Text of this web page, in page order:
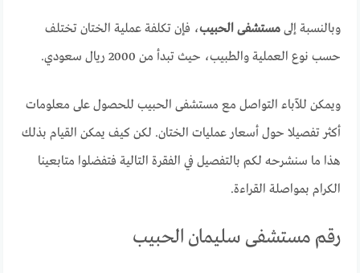
وبالنسبة إلىمستشفى الحبيب، فإن تكلفة عملية الختان تختلف
حسب نوع العملية والطبيب، حيث تبدأ من 2000 ريال سعودي.
ويمكن للآباء التواصل مع مستشفى الحبيب للحصول على معلومات
أكثر تفصيلا حول أسعار عمليات الختان. لكن كيف يمكن القيام بذلك
هذا ما سنشرحه لكم بالتفصيل في الفقرة التالية فتفضلوا متابعينا
الكرام بمواصلة القراءة.
رقم مستشفى سليمان الحبيب